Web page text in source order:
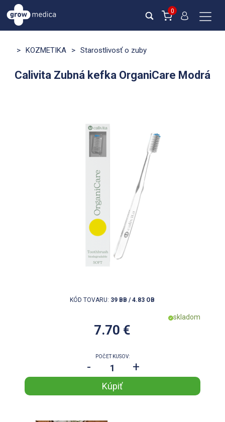
0
> KOZMETIKA > Starostlivosť o zuby
Calivita Zubná kefka OrganiCare Modrá
KÓD TOVARU: 39 BB / 4.83 OB
skladom
7.70 €
POČET KUSOV:
- +